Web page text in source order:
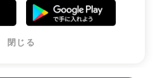
閉じる